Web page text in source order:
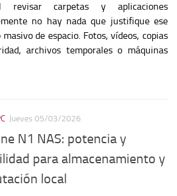
revisar carpetas y aplicaciones
no hay nada que justifique ese
masivo de espacio. Fotos, vídeos, copias
archivos temporales o máquinas
Jueves 05/03/2026
N1 NAS: potencia y
para almacenamiento y
local